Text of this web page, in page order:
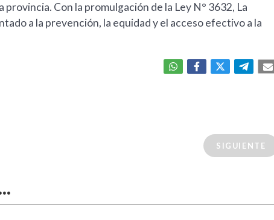
Con la promulgación de la Ley N° 3632, La
a la prevención, la equidad y el acceso efectivo a la
SIGUIENTE